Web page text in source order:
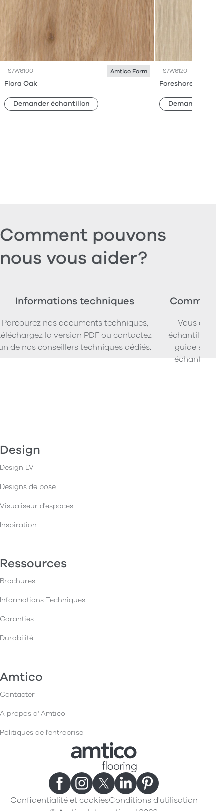
FS7W6100 Amtico Form
Flora Oak
Demander échantillon
FS7W6120
Foreshore Oak
Demander
Comment pouvons
nous vous aider?
Informations techniques
Parcourez nos documents techniques,
la version PDF ou contactez
de nos conseillers techniques dédiés.
Vous
échantillons
guide
Design
Design LVT
Designs de pose
Visualiseur d'espaces
Inspiration
Ressources
Brochures
Informations Techniques
Garanties
Durabilité
Amtico
Contacter
A propos d' Amtico
Politiques de l'entreprise
Confidentialité et cookiesConditions d'utilisation